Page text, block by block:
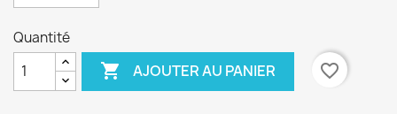
Quantité
 AJOUTER AU PANIER favorite_border